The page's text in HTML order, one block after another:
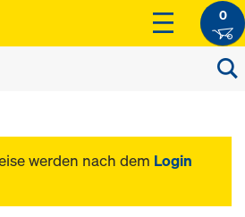
0
werden nach dem Login